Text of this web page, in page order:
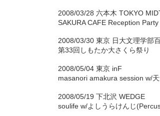
2008/03/28 六本木 TOKYO
SAKURA CAFE Reception Party
2008/03/30 東京 日大文理学部
第33回しもたか大さくら祭り
2008/05/04 東京 inF
masanori amakura session w/
2008/05/19 下北沢 WEDGE
soulife w/よしうらけんじ